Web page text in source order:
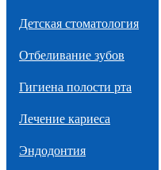
Детская стоматология
Отбеливание зубов
Гигиена полости рта
Лечение кариеса
Эндодонтия